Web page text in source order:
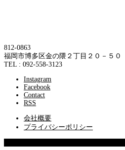
812-0863
福岡市博多区金の隈２丁目２０－５０
TEL : 092-558-3123
Instagram
Facebook
Contact
RSS
会社概要
プライバシーポリシー